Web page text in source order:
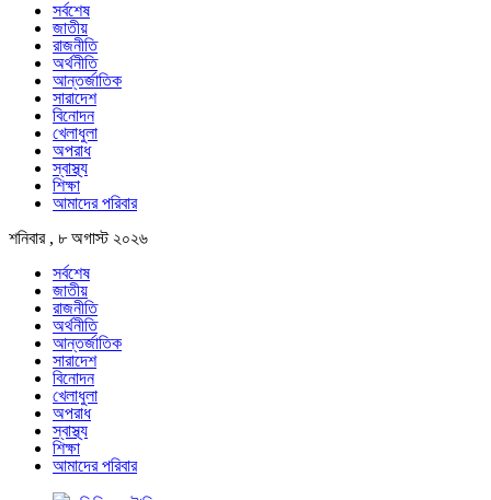
সর্বশেষ
জাতীয়
রাজনীতি
অর্থনীতি
আন্তর্জাতিক
সারাদেশ
বিনোদন
খেলাধুলা
অপরাধ
স্বাস্থ্য
শিক্ষা
আমাদের পরিবার
শনিবার , ৮ অগাস্ট ২০২৬
সর্বশেষ
জাতীয়
রাজনীতি
অর্থনীতি
আন্তর্জাতিক
সারাদেশ
বিনোদন
খেলাধুলা
অপরাধ
স্বাস্থ্য
শিক্ষা
আমাদের পরিবার